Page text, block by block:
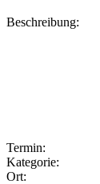
Beschreibung:
Termin:
Kategorie:
Ort: